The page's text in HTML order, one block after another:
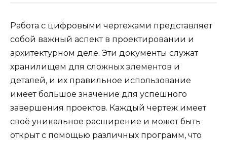
Работа с цифровыми чертежами представляет
собой важный аспект в проектировании и
архитектурном деле. Эти документы служат
хранилищем для сложных элементов и
деталей, и их правильное использование
имеет большое значение для успешного
завершения проектов. Каждый чертеж имеет
своё уникальное расширение и может быть
открыт с помощью различных программ, что